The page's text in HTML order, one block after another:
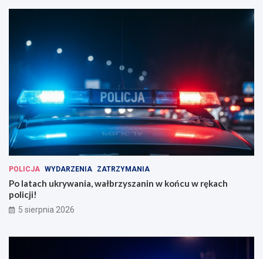
POLICJA WYDARZENIA ZATRZYMANIA
Po latach ukrywania, wałbrzyszanin w końcu w rękach
policji!
5 sierpnia 2026